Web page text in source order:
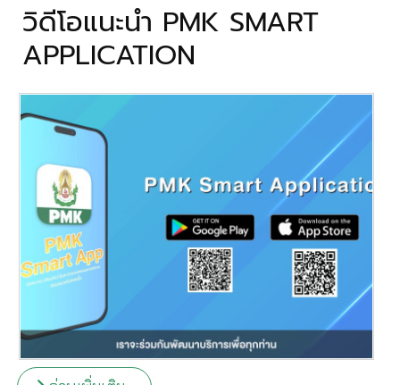
วิดีโอแนะนำ PMK SMART
APPLICATION